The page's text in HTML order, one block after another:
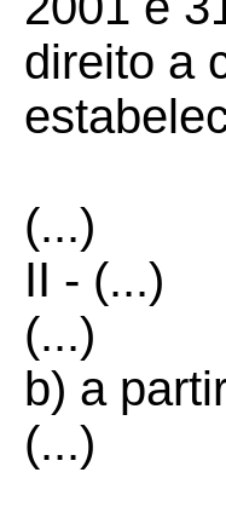
direito a
(...)
II - (...)
(...)
b) a
(...)